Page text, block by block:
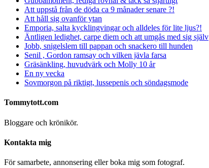
Att uppstå från de döda ca 9 månader senare ?!
Att håll sig ovanför ytan
Emporia, salta kycklingvingar och alldeles för lite ljus?!
Äntligen ledighet, carpe diem och att umgås med sig själv
Jobb, snigelslem till pappan och snackero till hunden
Senil , Gordon ramsay och vilken jävla farsa
Gräsänkling, huvudvärk och Molly 10 år
En ny vecka
Sovmorgon på riktigt, lussepenis och söndagsmode
Tommytott.com
Bloggare och krönikör.
Kontakta mig
För samarbete, annonsering eller boka mig som fotograf.